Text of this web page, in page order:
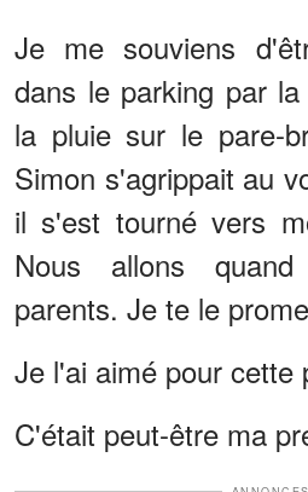
Je me souviens
dans le parking par
la pluie sur le pare-
Simon s'agrippait au
il s'est tourné vers
Nous allons
parents. Je te le
Je l'ai aimé pour cette
C'était peut-être ma